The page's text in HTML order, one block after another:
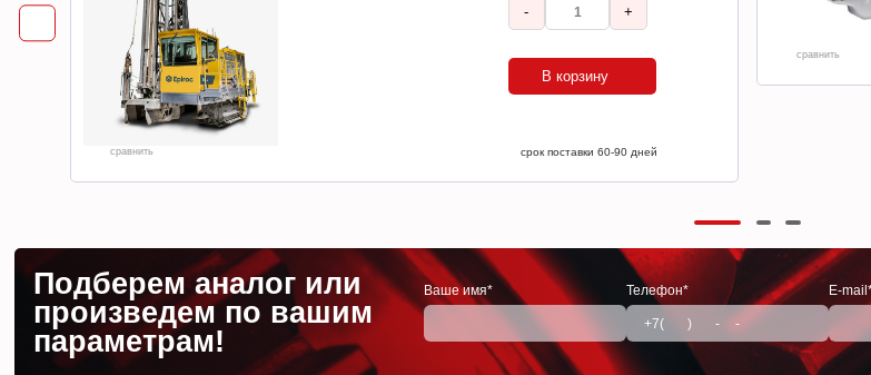
срок поставки 60-90 дней
- +
В корзину
сравнить
сравнить
Подберем аналог или
произведем по вашим
параметрам!
Ваше имя* Телефон* E-